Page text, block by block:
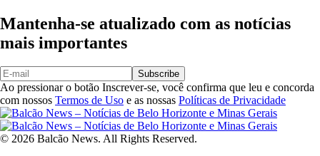
Mantenha-se atualizado com as notícias
mais importantes
Subscribe
Ao pressionar o botão Inscrever-se, você confirma que leu e concorda
com nossos Termos de Uso e as nossas Políticas de Privacidade
© 2026 Balcão News. All Rights Reserved.